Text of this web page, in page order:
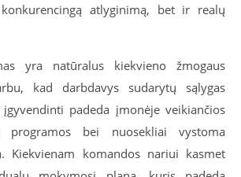
atlyginimą, bet ir realų
yra natūralus kiekvieno žmogaus
kad darbdavys sudarytų sąlygas
padeda įmonėje veikiančios
programos bei nuosekliai vystoma
Kiekvienam komandos nariui kasmet